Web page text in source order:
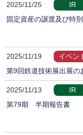
2025/11/25
IR
固定資産の譲渡及び特
2025/11/19
イベン
第9回鉄道技術展出展の
2025/11/13
IR
第79期 半期報告書